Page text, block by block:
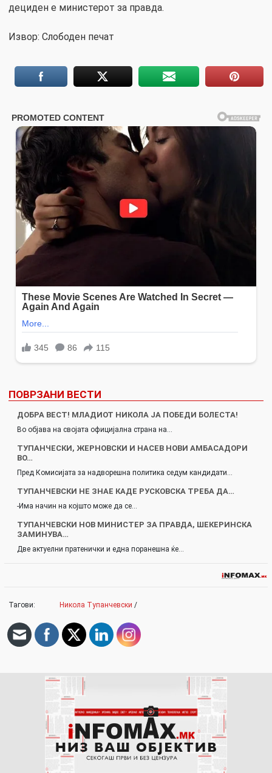
дециден е министерот за правда.
Извор: Слободен печат
ПОВРЗАНИ ВЕСТИ
ДОБРА ВЕСТ! МЛАДИОТ НИКОЛА ЈА ПОБЕДИ БОЛЕСТА!
Во објава на својата официјална страна на…
ТУПАНЧЕСКИ, ЖЕРНОВСКИ И НАСЕВ НОВИ АМБАСАДОРИ
ВО…
Пред Комисијата за надворешна политика седум кандидати…
ТУПАНЧЕВСКИ НЕ ЗНАЕ КАДЕ РУСКОВСКА ТРЕБА ДА…
-Има начин на којшто може да се…
ТУПАНЧЕВСКИ НОВ МИНИСТЕР ЗА ПРАВДА, ШЕКЕРИНСКА
ЗАМИНУВА…
Две актуелни пратенички и една поранешна ќе…
Тагови: Никола Тупанчевски /